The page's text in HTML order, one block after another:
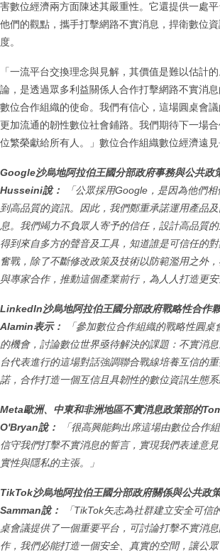
害數位經濟兩方面陳述其嚴重性。它還提供一處
他們的觀點，攜手打擊網路不實消息，捍衛數位
度。
「一流平台交換理念與見解，其價值是難以估計
論，是透過眾多利益關係人合作打擊網路不實消
數位合作組織的使命。我們有信心，這場圓桌會
更加流通的韌性數位社會鋪路。我們期待下一場
位繁榮獻給所有人。」數位合作組織數位經濟遠見
Google沙烏地阿拉伯王國分部政府事務與公共政
Husseini說：
「公眾採用Google，是因為他們
到高品質的資訊。因此，我們鄭重承諾運用產品
息。我們竭力不負眾人寄予的信任，設計高品質
得到來自多方的聲音及工具，知道誰是可信任的
奮戰，除了不斷修改政策及技術以防範濫用之外
與專家合作，推動這個產業前行，為人人打造更安
LinkedIn沙烏地阿拉伯王國分部政府戰略性合作
Alamin表示：
「參加數位合作組織的戰略性圓
的機會，討論數位世界亟待解決的課題：不實消
台代表進行的這場對話強調聯合戰線培養互信的
諾，合作打造一個互信且具韌性的數位資訊生態系
Meta歐洲、中東和非洲地區不實消息政策部的
O'Bryan說：
「很高興能夠出席這場由數位合作
信守我們打擊不實消息的誓言，實現我們表達意
實性與隱私的主張。」
TikTok沙烏地阿拉伯王國分部政府關係與公共政
Samman說：
「TikTok矢志為社群建立安全可信
桌會議提供了一個重要平台，可討論打擊不實消
作，我們必能打造一個安全、真實的空間，讓公